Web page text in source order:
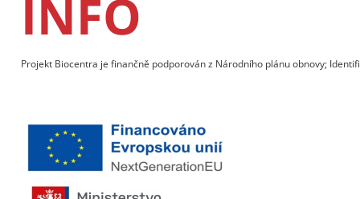
INFO
Projekt Biocentra je finančně podporován z Národního plánu obnovy;